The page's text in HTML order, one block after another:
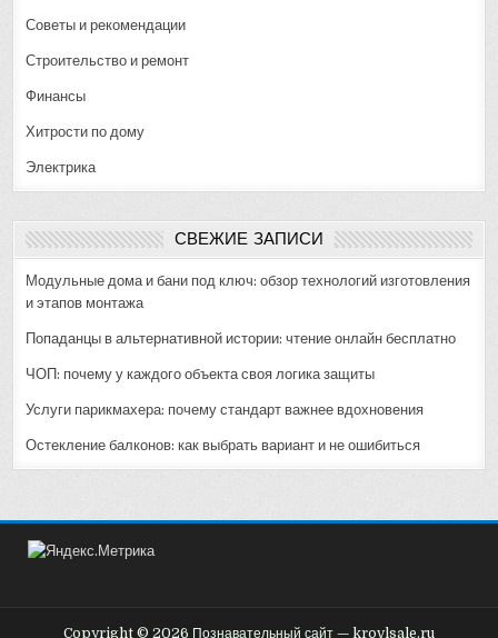
Советы и рекомендации
Строительство и ремонт
Финансы
Хитрости по дому
Электрика
СВЕЖИЕ ЗАПИСИ
Модульные дома и бани под ключ: обзор технологий изготовления
и этапов монтажа
Попаданцы в альтернативной истории: чтение онлайн бесплатно
ЧОП: почему у каждого объекта своя логика защиты
Услуги парикмахера: почему стандарт важнее вдохновения
Остекление балконов: как выбрать вариант и не ошибиться
Copyright © 2026 Познавательный сайт — krovlsale.ru